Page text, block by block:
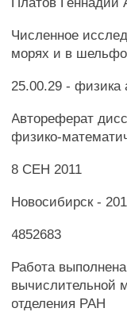
Численное
морях и в
25.00.29 -
Автореферат
физико-
8 СЕН 2011
Новосибирск -
4852683
Работа
вычислительной
отделения РАН